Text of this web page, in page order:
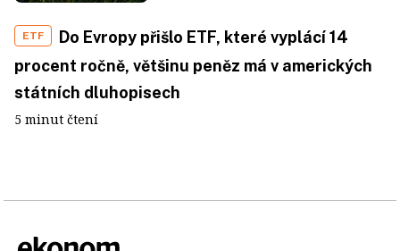
ETF
Do Evropy přišlo ETF, které vyplácí 14
procent ročně, většinu peněz má v amerických
státních dluhopisech
5 minut čtení